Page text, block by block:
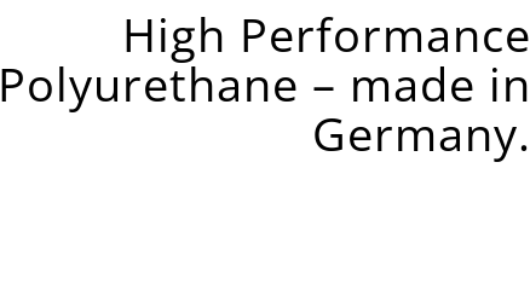
High Performance
Polyurethane – made in
Germany.